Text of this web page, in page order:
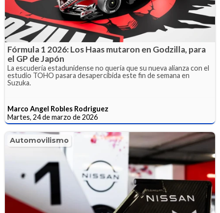
Fórmula 1 2026: Los Haas mutaron en Godzilla, para
el GP de Japón
La escudería estadunidense no quería que su nueva alianza con el
estudio TOHO pasara desapercibida este fin de semana en
Suzuka.
Marco Angel Robles Rodriguez
Martes, 24 de marzo de 2026
Automovilismo